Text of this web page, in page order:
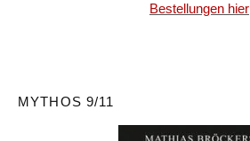
Bestellungen hier
MYTHOS 9/11